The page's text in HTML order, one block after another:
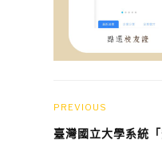
PREVIOUS
臺灣國立大學系統